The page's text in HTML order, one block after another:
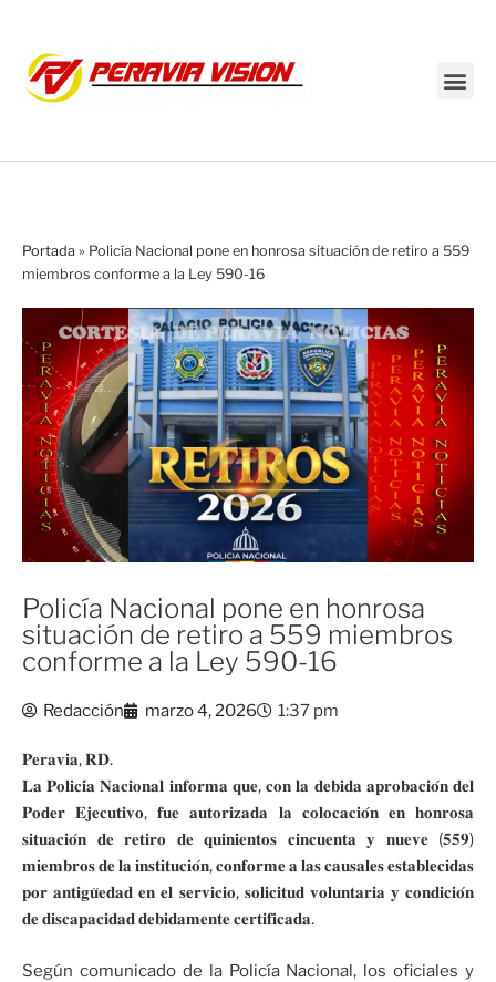
Portada » Policía Nacional pone en honrosa situación de retiro a 559
miembros conforme a la Ley 590-16
Policía Nacional pone en honrosa
situación de retiro a 559 miembros
conforme a la Ley 590-16
Redacción marzo 4, 2026 1:37 pm
𝐏𝐞𝐫𝐚𝐯𝐢𝐚, 𝐑𝐃.
𝐋𝐚 𝐏𝐨𝐥𝐢𝐜𝐢́𝐚 𝐍𝐚𝐜𝐢𝐨𝐧𝐚𝐥 𝐢𝐧𝐟𝐨𝐫𝐦𝐚 𝐪𝐮𝐞, 𝐜𝐨𝐧 𝐥𝐚 𝐝𝐞𝐛𝐢𝐝𝐚 𝐚𝐩𝐫𝐨𝐛𝐚𝐜𝐢𝐨́𝐧 𝐝𝐞𝐥
𝐏𝐨𝐝𝐞𝐫 𝐄𝐣𝐞𝐜𝐮𝐭𝐢𝐯𝐨, 𝐟𝐮𝐞 𝐚𝐮𝐭𝐨𝐫𝐢𝐳𝐚𝐝𝐚 𝐥𝐚 𝐜𝐨𝐥𝐨𝐜𝐚𝐜𝐢𝐨́𝐧 𝐞𝐧 𝐡𝐨𝐧𝐫𝐨𝐬𝐚
𝐬𝐢𝐭𝐮𝐚𝐜𝐢𝐨́𝐧 𝐝𝐞 𝐫𝐞𝐭𝐢𝐫𝐨 𝐝𝐞 𝐪𝐮𝐢𝐧𝐢𝐞𝐧𝐭𝐨𝐬 𝐜𝐢𝐧𝐜𝐮𝐞𝐧𝐭𝐚 𝐲 𝐧𝐮𝐞𝐯𝐞 (𝟓𝟓𝟗)
𝐦𝐢𝐞𝐦𝐛𝐫𝐨𝐬 𝐝𝐞 𝐥𝐚 𝐢𝐧𝐬𝐭𝐢𝐭𝐮𝐜𝐢𝐨́𝐧, 𝐜𝐨𝐧𝐟𝐨𝐫𝐦𝐞 𝐚 𝐥𝐚𝐬 𝐜𝐚𝐮𝐬𝐚𝐥𝐞𝐬 𝐞𝐬𝐭𝐚𝐛𝐥𝐞𝐜𝐢𝐝𝐚𝐬
𝐩𝐨𝐫 𝐚𝐧𝐭𝐢𝐠𝐮̈𝐞𝐝𝐚𝐝 𝐞𝐧 𝐞𝐥 𝐬𝐞𝐫𝐯𝐢𝐜𝐢𝐨, 𝐬𝐨𝐥𝐢𝐜𝐢𝐭𝐮𝐝 𝐯𝐨𝐥𝐮𝐧𝐭𝐚𝐫𝐢𝐚 𝐲 𝐜𝐨𝐧𝐝𝐢𝐜𝐢𝐨́𝐧
𝐝𝐞 𝐝𝐢𝐬𝐜𝐚𝐩𝐚𝐜𝐢𝐝𝐚𝐝 𝐝𝐞𝐛𝐢𝐝𝐚𝐦𝐞𝐧𝐭𝐞 𝐜𝐞𝐫𝐭𝐢𝐟𝐢𝐜𝐚𝐝𝐚.
Según comunicado de la Policía Nacional, los oficiales y